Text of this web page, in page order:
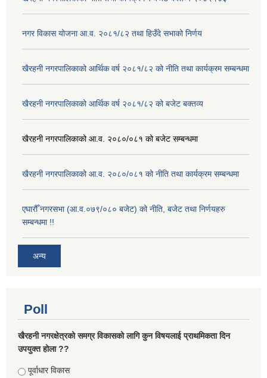
नगर विकास योजना आ.व. २०८१/८२ तथा हिउँदे सभाको निर्णय
खैरहनी नगरपालिकाको आर्थिक वर्ष २०८१/८२ को नीति तथा कार्यक्रम सम्बन्धमा
खैरहनी नगरपालिकाको आर्थिक वर्ष २०८१/८२ को बजेट बक्तव्य
खैरहनी नगरपालिकाको आ.व. २०८०/०८१ को बजेट सम्बन्धमा
खैरहनी नगरपालिकाको आ.व. २०८०/०८१ को नीति तथा कार्यक्रम सम्बन्धमा
एघारौँ नगरसभा (आ.व.०७९/०८० बजेट) को नीति, बजेट तथा निर्णयहरु
सम्बन्धमा !!
अन्य
Poll
खैरहनी नगरक्षेत्रको समग्र विकासको लागि कुन विषयलाई प्राथमिकता दिन
उपयुक्त होला ??
Choices
पूर्वाधार विकास